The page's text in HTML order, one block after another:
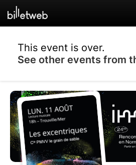
This event is over.
See other events from